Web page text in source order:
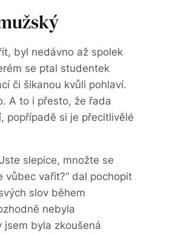
byl nedávno až spolek
se ptal studentek
či šikanou kvůli pohlaví.
A to i přesto, že řada
popřípadě si je přecitlivělé
slepice, množte se
vůbec vařit?“ dal pochopit
slov během
nebyla
jsem byla zkoušená